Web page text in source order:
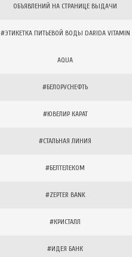
ОБЪЯВЛЕНИЙ НА СТРАНИЦЕ ВЫДАЧИ
#ЭТИКЕТКА ПИТЬЕВОЙ ВОДЫ DARIDA VITAMIN
AQUA
#БЕЛОРУСНЕФТЬ
#ЮВЕЛИР КАРАТ
#СТАЛЬНАЯ ЛИНИЯ
#БЕЛТЕЛЕКОМ
#ZEPTER BANK
#КРИСТАЛЛ
#ИДЕЯ БАНК